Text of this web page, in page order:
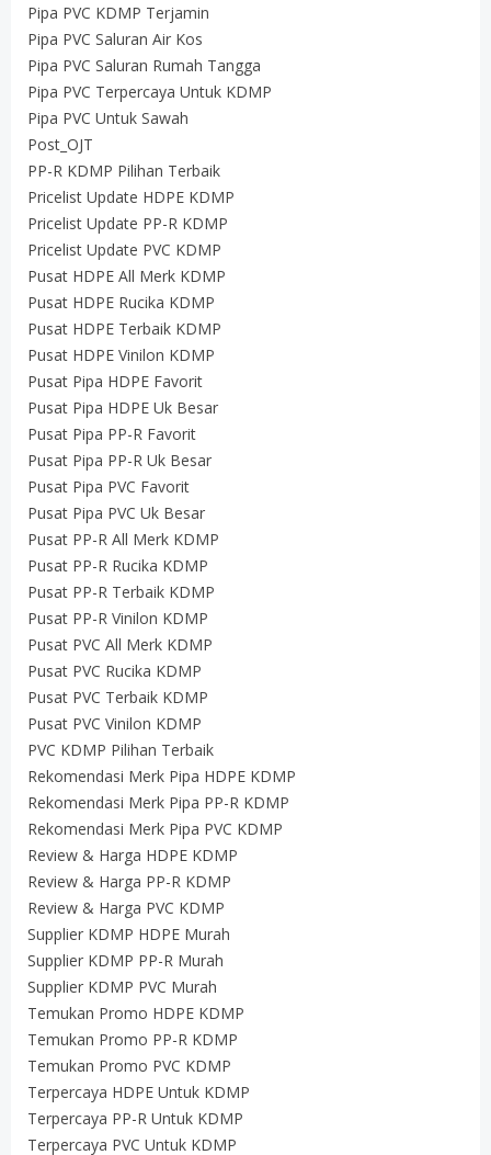
Pipa PVC KDMP Terjamin
Pipa PVC Saluran Air Kos
Pipa PVC Saluran Rumah Tangga
Pipa PVC Terpercaya Untuk KDMP
Pipa PVC Untuk Sawah
Post_OJT
PP-R KDMP Pilihan Terbaik
Pricelist Update HDPE KDMP
Pricelist Update PP-R KDMP
Pricelist Update PVC KDMP
Pusat HDPE All Merk KDMP
Pusat HDPE Rucika KDMP
Pusat HDPE Terbaik KDMP
Pusat HDPE Vinilon KDMP
Pusat Pipa HDPE Favorit
Pusat Pipa HDPE Uk Besar
Pusat Pipa PP-R Favorit
Pusat Pipa PP-R Uk Besar
Pusat Pipa PVC Favorit
Pusat Pipa PVC Uk Besar
Pusat PP-R All Merk KDMP
Pusat PP-R Rucika KDMP
Pusat PP-R Terbaik KDMP
Pusat PP-R Vinilon KDMP
Pusat PVC All Merk KDMP
Pusat PVC Rucika KDMP
Pusat PVC Terbaik KDMP
Pusat PVC Vinilon KDMP
PVC KDMP Pilihan Terbaik
Rekomendasi Merk Pipa HDPE KDMP
Rekomendasi Merk Pipa PP-R KDMP
Rekomendasi Merk Pipa PVC KDMP
Review & Harga HDPE KDMP
Review & Harga PP-R KDMP
Review & Harga PVC KDMP
Supplier KDMP HDPE Murah
Supplier KDMP PP-R Murah
Supplier KDMP PVC Murah
Temukan Promo HDPE KDMP
Temukan Promo PP-R KDMP
Temukan Promo PVC KDMP
Terpercaya HDPE Untuk KDMP
Terpercaya PP-R Untuk KDMP
Terpercaya PVC Untuk KDMP